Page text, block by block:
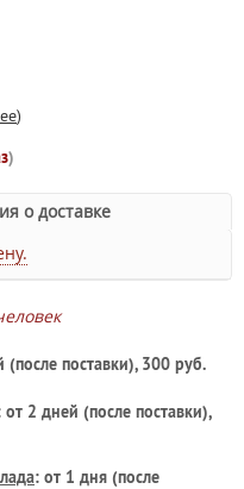
)
)
о доставке
поставки), 300 руб.
от 2 дней (после поставки),
: от 1 дня (после